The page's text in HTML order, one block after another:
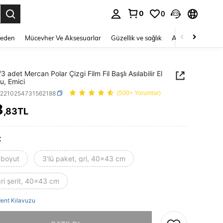
0 0
Mücevher Ve Aksesuarlar Güzellik ve sağlık Ayakkabı
adet Mercan Polar Çizgi Film Fil Başlı Asılabilir El
Emici
(500+ Yorumlar)
AND AVAILABILITY
,83TL
3'lü paket, gri, 40x43 cm
şerit, 40x43 cm
Kılavuzu